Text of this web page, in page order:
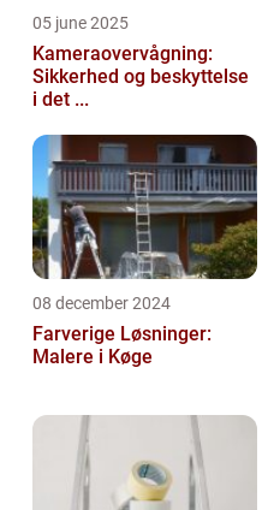
05 june 2025
Kameraovervågning:
Sikkerhed og beskyttelse
i det ...
08 december 2024
Farverige Løsninger:
Malere i Køge